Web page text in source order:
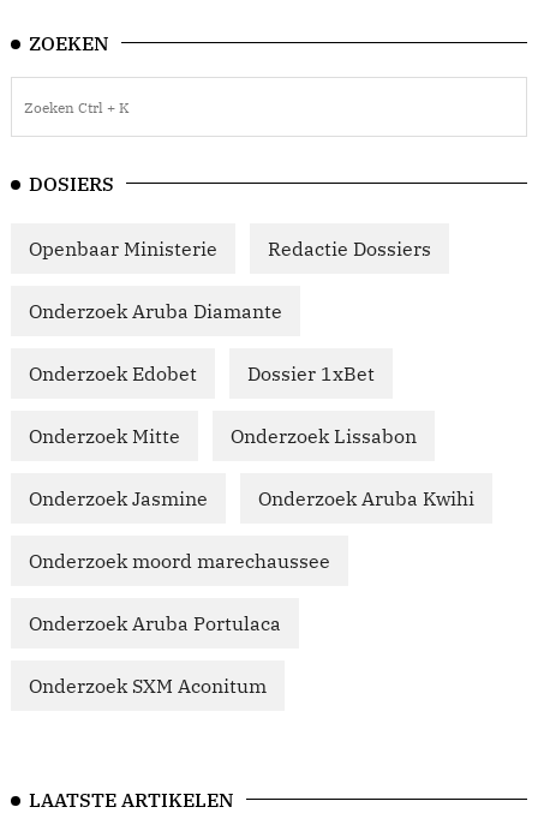
ZOEKEN
DOSIERS
Openbaar Ministerie Redactie Dossiers
Onderzoek Aruba Diamante
Onderzoek Edobet Dossier 1xBet
Onderzoek Mitte Onderzoek Lissabon
Onderzoek Jasmine Onderzoek Aruba Kwihi
Onderzoek moord marechaussee
Onderzoek Aruba Portulaca
Onderzoek SXM Aconitum
LAATSTE ARTIKELEN